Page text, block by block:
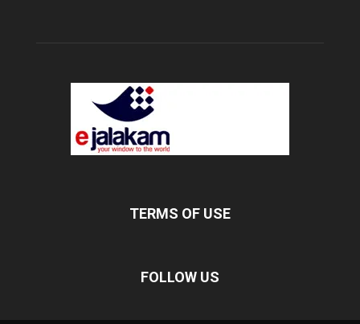
TERMS OF USE
FOLLOW US